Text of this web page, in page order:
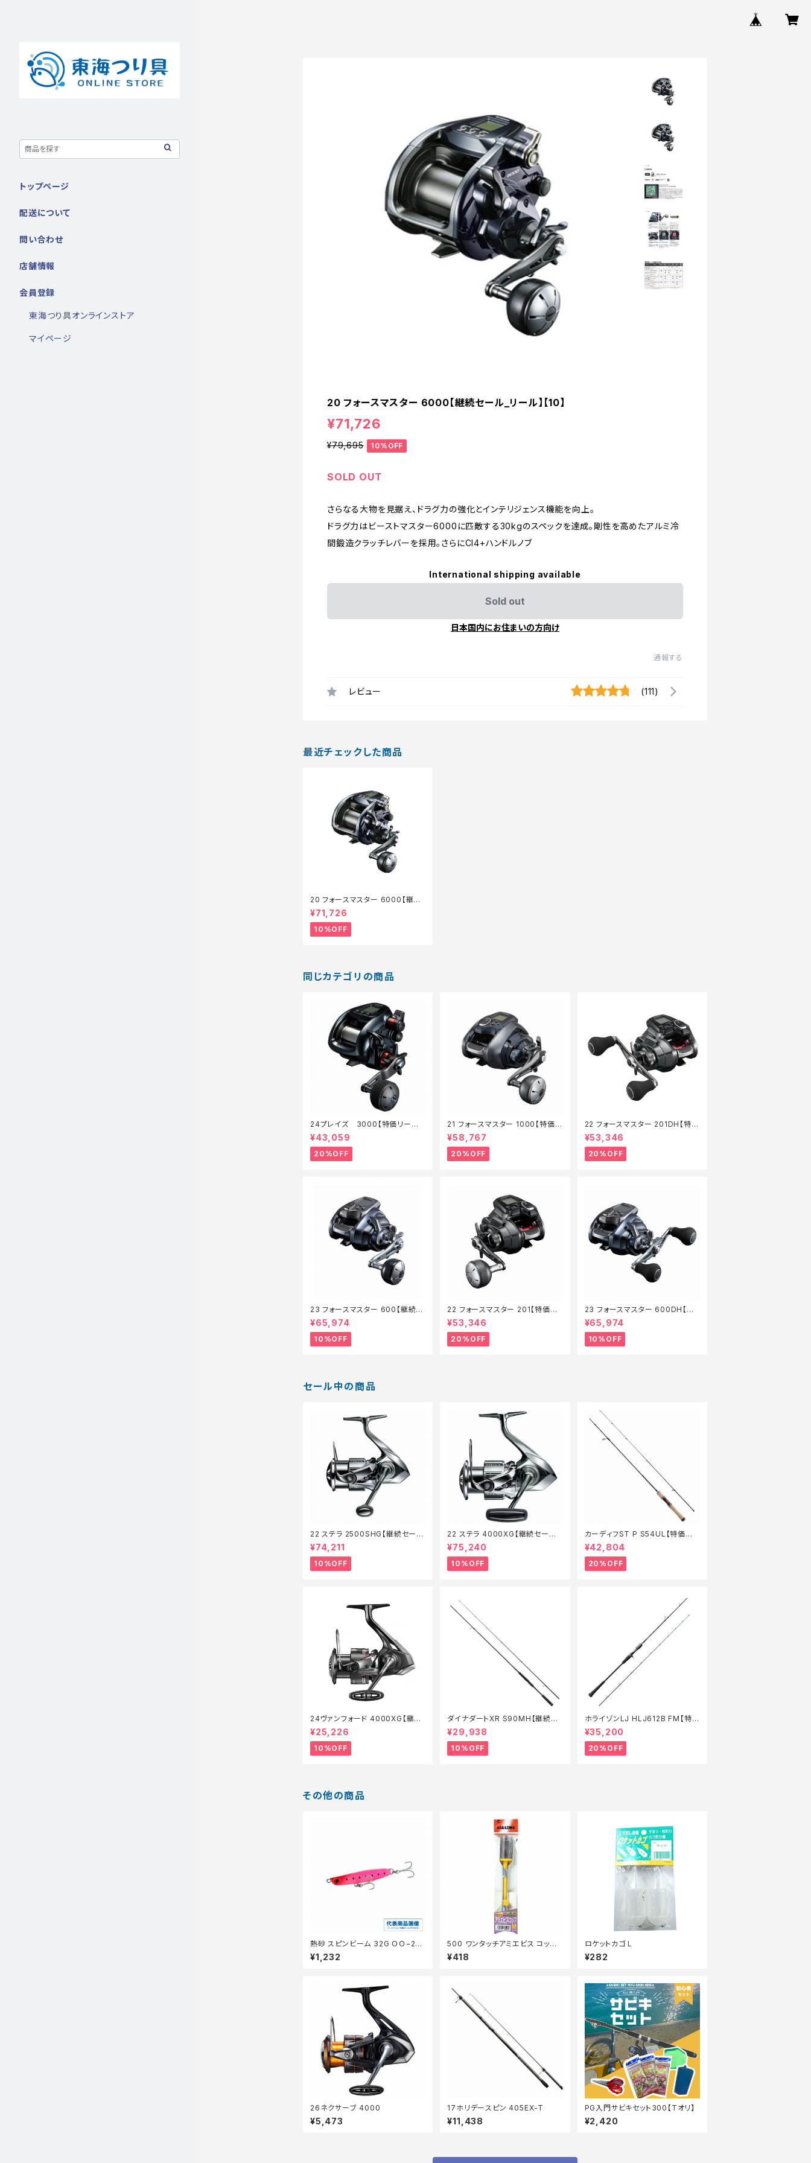
20 フォースマスター 6000【継続セール_リール】【10】
¥71,726
¥79,695 10%OFF
SOLD OUT
さらなる大物を見据え、ドラグ力の強化とインテリジェンス機能を向上。
ドラグ力はビーストマスター6000に匹敵する30kgのスペックを達成。剛性を高めたアルミ冷
間鍛造クラッチレバーを採用。さらにCI4+ハンドルノブ
International shipping available
Sold out
日本国内にお住まいの方向け
通報する
レビュー (111)
最近チェックした商品
20 フォースマスター 6000【継続
セール_リール】【10】
¥71,726
10%OFF
同じカテゴリの商品
24プレイズ 3000【特価リール】
【20】
¥43,059
20%OFF
21 フォースマスター 1000【特価リ
ール】【20】
¥58,767
20%OFF
22 フォースマスター 201DH【特価
リール】【20】
¥53,346
20%OFF
23 フォースマスター 600【継続セ
ール_リール】【10】
¥65,974
10%OFF
22 フォースマスター 201【特価リ
ール】【20】
¥53,346
20%OFF
23 フォースマスター 600DH【継
続セール_リール】【10】
¥65,974
10%OFF
セール中の商品
22 ステラ 2500SHG【継続セール
_リール】【10】
¥74,211
10%OFF
22 ステラ 4000XG【継続セール_
リール】【10】
¥75,240
10%OFF
カーディフST P S54UL【特価ロッ
ド】【20】
¥42,804
20%OFF
24ヴァンフォード 4000XG【継続
セール_リール】【10】
¥25,226
10%OFF
ダイナダートXR S90MH【継続セ
ール_ロッド】【10】
¥29,938
10%OFF
ホライゾンLJ HLJ612B FM【特価
ロッド】【20】
¥35,200
20%OFF
その他の商品
熱砂 スピンビーム 32G ＯＯ−232
Ｍ 025【特価ルアー】【20】
¥1,232
500 ワンタッチアミエビス コップ
M
¥418
ロケットカゴ L
¥282
26ネクサーブ 4000
¥5,473
17ホリデースピン 405EX-T
¥11,438
PG入門サビキセット300【Tオリ】
¥2,420
トップページ
配送について
問い合わせ
店舗情報
会員登録
東海つり具オンラインストア
マイページ